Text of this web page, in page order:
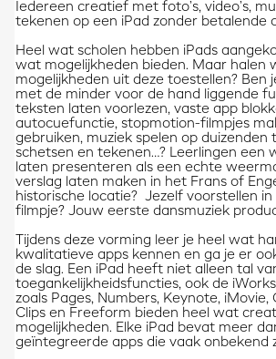
Iedereen creatief met foto’s, video’s,
tekenen op een iPad zonder betalende
Heel wat scholen hebben iPads
wat mogelijkheden bieden. Maar halen
mogelijkheden uit deze toestellen? Ben
met de minder voor de hand liggende
teksten laten voorlezen, vaste app
autocuefunctie, stopmotion-filmpjes
gebruiken, muziek spelen op duizenden
schetsen en tekenen…? Leerlingen een
laten presenteren als een echte
verslag laten maken in het Frans of
historische locatie? Jezelf voorstellen in
filmpje? Jouw eerste dansmuziek
Tijdens deze vorming leer je heel wat
kwalitatieve apps kennen en ga je er
de slag. Een iPad heeft niet alleen tal
toegankelijkheidsfuncties, ook de iWorks
zoals Pages, Numbers, Keynote, iMovie,
Clips en Freeform bieden heel wat
mogelijkheden. Elke iPad bevat meer
geïntegreerde apps die vaak onbekend